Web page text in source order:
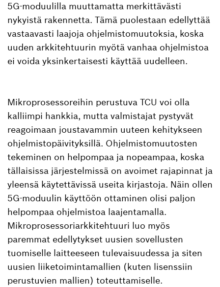
5G-moduulilla muuttamatta merkittävästi
nykyistä rakennetta. Tämä puolestaan edellyttää
vastaavasti laajoja ohjelmistomuutoksia, koska
uuden arkkitehtuurin myötä vanhaa ohjelmistoa
ei voida yksinkertaisesti käyttää uudelleen.
Mikroprosessoreihin perustuva TCU voi olla
kalliimpi hankkia, mutta valmistajat pystyvät
reagoimaan joustavammin uuteen kehitykseen
ohjelmistopäivityksillä. Ohjelmistomuutosten
tekeminen on helpompaa ja nopeampaa, koska
tällaisissa järjestelmissä on avoimet rajapinnat ja
yleensä käytettävissä useita kirjastoja. Näin ollen
5G-moduulin käyttöön ottaminen olisi paljon
helpompaa ohjelmistoa laajentamalla.
Mikroprosessoriarkkitehtuuri luo myös
paremmat edellytykset uusien sovellusten
tuomiselle laitteeseen tulevaisuudessa ja siten
uusien liiketoimintamallien (kuten lisenssiin
perustuvien mallien) toteuttamiselle.